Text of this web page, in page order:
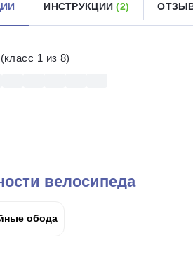
ИНСТРУКЦИИ(2)
1 из 8)
велосипеда
обода